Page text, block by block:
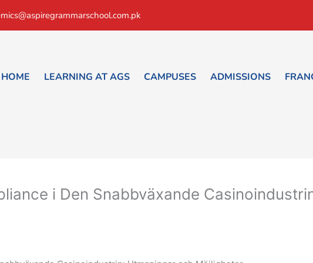
HOME LEARNING AT AGS CAMPUSES ADMISSIONS
i Den Snabbväxande